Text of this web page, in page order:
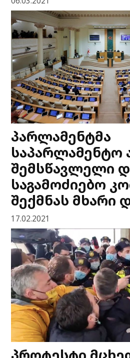
პარლამენტმა
საპარლამენტო
შემსწავლელი
საგამოძიებო
შექმნას მხარი
17.02.2021